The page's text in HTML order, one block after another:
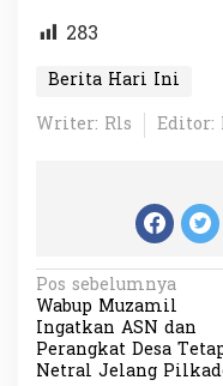
283
Berita Hari Ini
Writer: Rls
Editor:
N
a
v
Pos sebelumnya
Wabup Muzamil
Ingatkan ASN dan
Perangkat Desa
Netral Jelang